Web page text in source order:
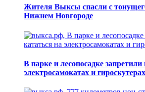
Жителя Выксы спасли с
Нижнем Новгороде
В парке и лесопосадке запретили
электросамокатах и гироскутерах